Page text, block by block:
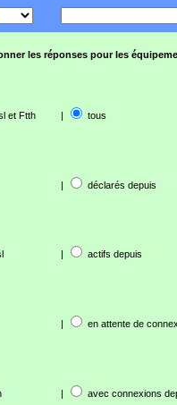
les réponses pour les
et Ftth | tous
| déclarés depuis
| actifs depuis
| en attente de
| avec connexions